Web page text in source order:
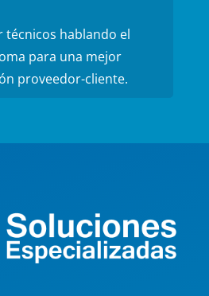
técnicos hablando el
para una mejor
proveedor-cliente.